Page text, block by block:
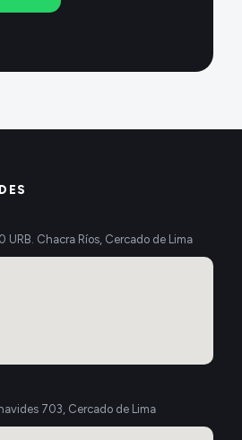
URB. Chacra Ríos, Cercado de Lima
703, Cercado de Lima